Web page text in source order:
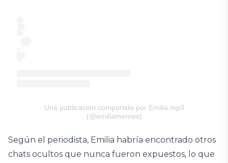
Una publicación compartida por Emilia.mp3
(@emiliamernes)
Según el periodista, Emilia habría encontrado otros
chats ocultos que nunca fueron expuestos, lo que